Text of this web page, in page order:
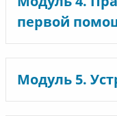
первой
Модуль 5.